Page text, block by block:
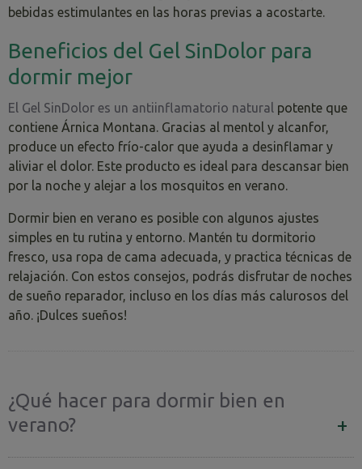
bebidas estimulantes en las horas previas a acostarte.
Beneficios del Gel SinDolor para
dormir mejor
El Gel SinDolor es un antiinflamatorio natural potente que
contiene Árnica Montana. Gracias al mentol y alcanfor,
produce un efecto frío-calor que ayuda a desinflamar y
aliviar el dolor. Este producto es ideal para descansar bien
por la noche y alejar a los mosquitos en verano.
Dormir bien en verano es posible con algunos ajustes
simples en tu rutina y entorno. Mantén tu dormitorio
fresco, usa ropa de cama adecuada, y practica técnicas de
relajación. Con estos consejos, podrás disfrutar de noches
de sueño reparador, incluso en los días más calurosos del
año. ¡Dulces sueños!
¿Qué hacer para dormir bien en
verano?